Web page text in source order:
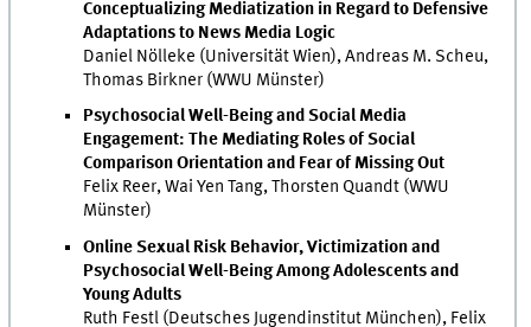
Conceptualizing Mediatization in Regard to Defensive
Adaptations to News Media Logic
Daniel Nölleke (Universität Wien), Andreas M. Scheu,
Thomas Birkner (WWU Münster)
Psychosocial Well-Being and Social Media
Engagement: The Mediating Roles of Social
Comparison Orientation and Fear of Missing Out
Felix Reer, Wai Yen Tang, Thorsten Quandt (WWU
Münster)
Online Sexual Risk Behavior, Victimization and
Psychosocial Well-Being Among Adolescents and
Young Adults
Ruth Festl (Deutsches Jugendinstitut München), Felix